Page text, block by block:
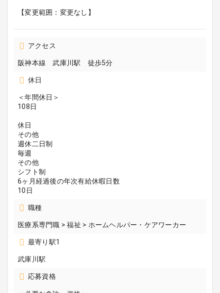
【変更範囲：変更なし】
アクセス
阪神本線 武庫川駅 徒歩5分
休日
＜年間休日＞
108日
休日
その他
週休二日制
毎週
その他
シフト制
6ヶ月経過後の年次有給休暇日数
10日
職種
医療系専門職 > 福祉 > ホームヘルパー・ケアワーカー
最寄り駅1
武庫川駅
応募資格